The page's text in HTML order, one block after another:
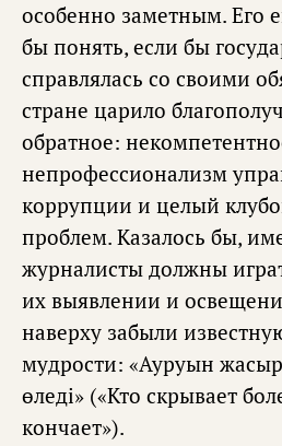
особенно заметным. Его
бы понять, если бы
справлялась со своими
стране царило
обратное:
непрофессионализм
коррупции и целый
проблем. Казалось бы,
журналисты должны
их выявлении и
наверху забыли
мудрости: «Ауруын
өледі» («Кто скрывает
кончает»).